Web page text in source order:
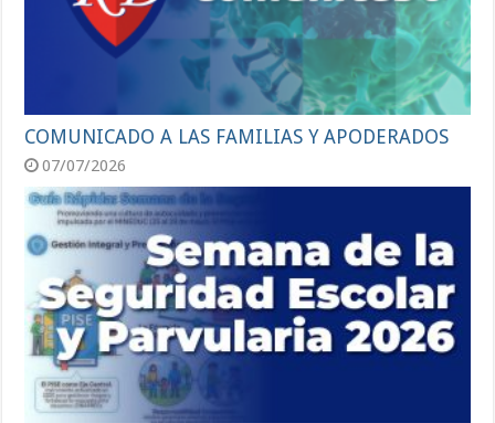
COMUNICADO A LAS FAMILIAS Y APODERADOS
07/07/2026